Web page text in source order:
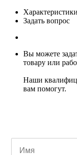
Характеристики
Задать вопрос
Вы можете
товару или
Наши
вам помогут.